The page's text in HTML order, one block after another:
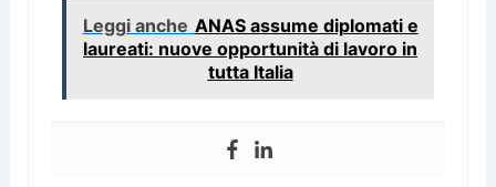
Leggi anche ANAS assume diplomati e
laureati: nuove opportunità di lavoro in
tutta Italia